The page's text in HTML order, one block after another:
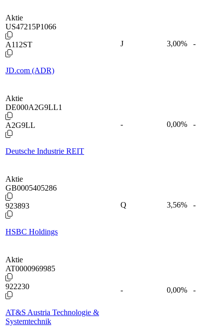
Aktie
US47215P1066
A112ST
JD.com (ADR)
J 3,00% -
Aktie
DE000A2G9LL1
A2G9LL
Deutsche Industrie REIT
- 0,00% -
Aktie
GB0005405286
923893
HSBC Holdings
Q 3,56% -
Aktie
AT0000969985
922230
AT&S Austria Technologie &
Systemtechnik
- 0,00% -